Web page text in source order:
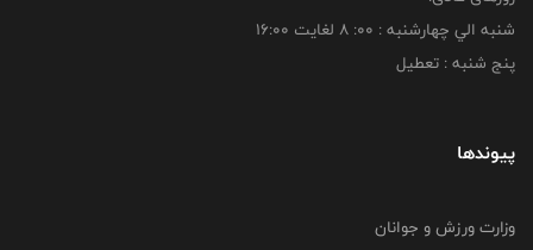
شنبه الي چهارشنبه : 00: 8 لغايت 16:00
پنج شنبه : تعطیل
پیوندها
وزارت ورزش و جوانان